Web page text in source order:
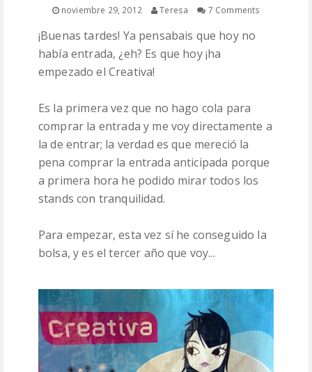
PATRONES
noviembre 29, 2012 Teresa 7 Comments
¡Buenas tardes! Ya pensabais que hoy no
había entrada, ¿eh? Es que hoy ¡ha
empezado el Creativa!
Es la primera vez que no hago cola para
comprar la entrada y me voy directamente a
la de entrar; la verdad es que mereció la
pena comprar la entrada anticipada porque
a primera hora he podido mirar todos los
stands con tranquilidad.
Para empezar, esta vez sí he conseguido la
bolsa, y es el tercer año que voy...